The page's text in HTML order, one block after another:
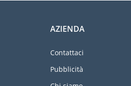
AZIENDA
Contattaci
Pubblicità